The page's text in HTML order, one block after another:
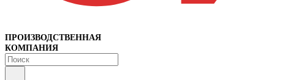
ПРОИЗВОДСТВЕННАЯ
КОМПАНИЯ